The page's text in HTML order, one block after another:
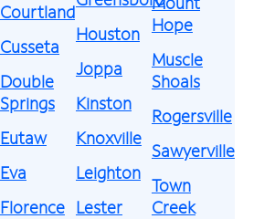
Courtland
Cusseta
Double
Springs
Eutaw
Eva
Florence
Houston
Joppa
Kinston
Knoxville
Leighton
Lester
Hope
Muscle
Shoals
Rogersville
Sawyerville
Town
Creek